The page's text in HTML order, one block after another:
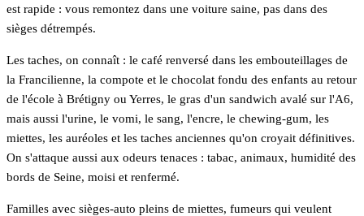
est rapide : vous remontez dans une voiture saine, pas dans des
sièges détrempés.
Les taches, on connaît : le café renversé dans les embouteillages de
la Francilienne, la compote et le chocolat fondu des enfants au retour
de l'école à Brétigny ou Yerres, le gras d'un sandwich avalé sur l'A6,
mais aussi l'urine, le vomi, le sang, l'encre, le chewing-gum, les
miettes, les auréoles et les taches anciennes qu'on croyait définitives.
On s'attaque aussi aux odeurs tenaces : tabac, animaux, humidité des
bords de Seine, moisi et renfermé.
Familles avec sièges-auto pleins de miettes, fumeurs qui veulent